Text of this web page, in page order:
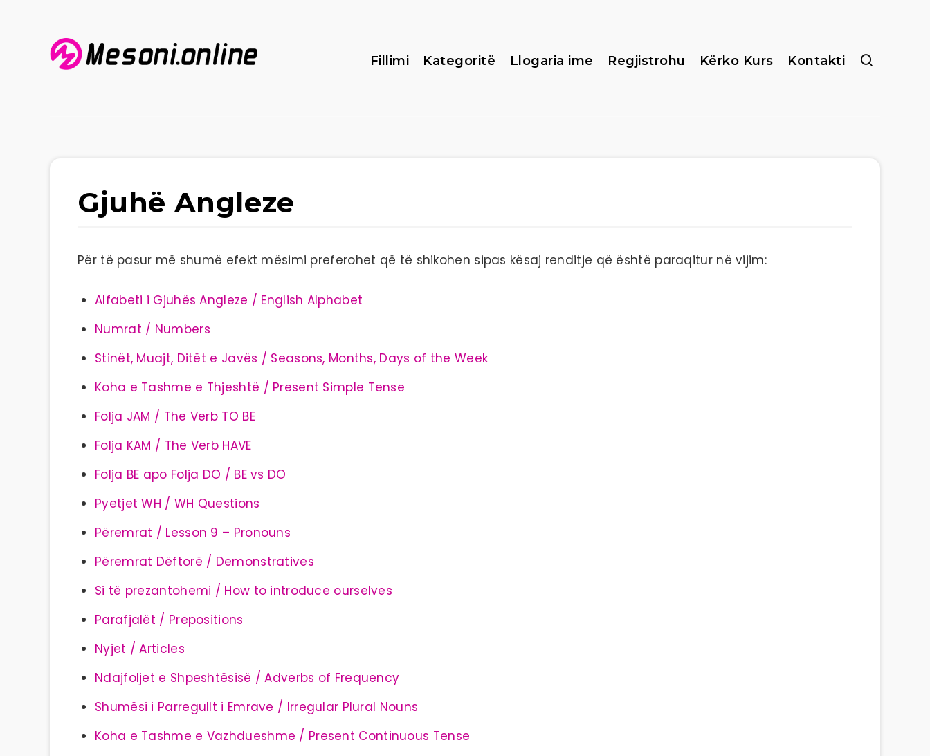
Fillimi Kategoritë Llogaria ime Regjistrohu Kërko Kurs Kontakti
Gjuhë Angleze
Për të pasur më shumë efekt mësimi preferohet që të shikohen sipas kësaj renditje që është paraqitur në vijim:
Alfabeti i Gjuhës Angleze / English Alphabet
Numrat / Numbers
Stinët, Muajt, Ditët e Javës / Seasons, Months, Days of the Week
Koha e Tashme e Thjeshtë / Present Simple Tense
Folja JAM / The Verb TO BE
Folja KAM / The Verb HAVE
Folja BE apo Folja DO / BE vs DO
Pyetjet WH / WH Questions
Përemrat / Lesson 9 – Pronouns
Përemrat Dëftorë / Demonstratives
Si të prezantohemi / How to introduce ourselves
Parafjalët / Prepositions
Nyjet / Articles
Ndajfoljet e Shpeshtësisë / Adverbs of Frequency
Shumësi i Parregullt i Emrave / Irregular Plural Nouns
Koha e Tashme e Vazhdueshme / Present Continuous Tense